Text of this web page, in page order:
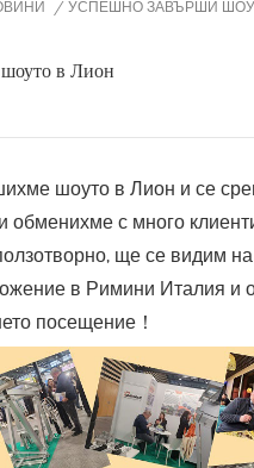
/ УСПЕШНО ЗАВЪРШИ
в Лион
шоуто в Лион и се
обменихме с много
ще се видим на
в Римини Италия и
посещение！